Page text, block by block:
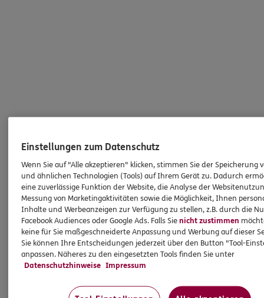
Einstellungen zum Datenschutz
Wenn Sie auf "Alle akzeptieren" klicken, stimmen Sie der Speicherung
und ähnlichen Technologien (Tools) auf Ihrem Gerät zu. Dadurch
eine zuverlässige Funktion der Website, die Analyse der
Messung von Marketingaktivitäten sowie die Möglichkeit, Ihnen
Inhalte und Werbeanzeigen zur Verfügung zu stellen, z.B. durch die
Facebook Audiences oder Google Ads. Falls Sienicht zustimmen
keine für Sie maßgeschneiderte Anpassung und Werbung auf dieser
Sie können Ihre Entscheidungen jederzeit über den Button "Tool-
anpassen. Näheres zu den eingesetzten Tools finden Sie unter
Datenschutzhinweise Impressum